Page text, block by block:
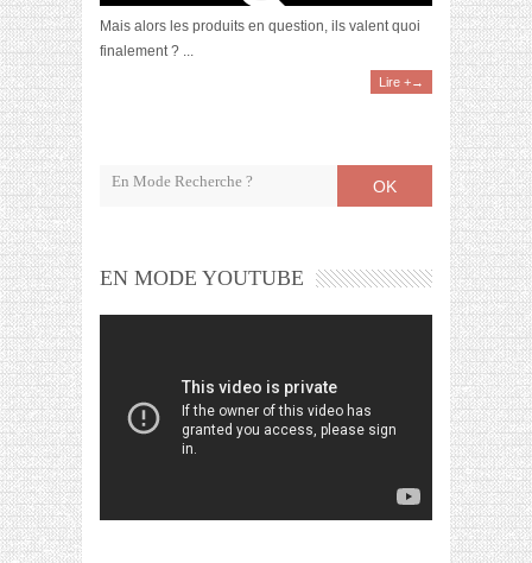
Mais alors les produits en question, ils valent quoi
finalement ? ...
Lire +→
OK
EN MODE YOUTUBE